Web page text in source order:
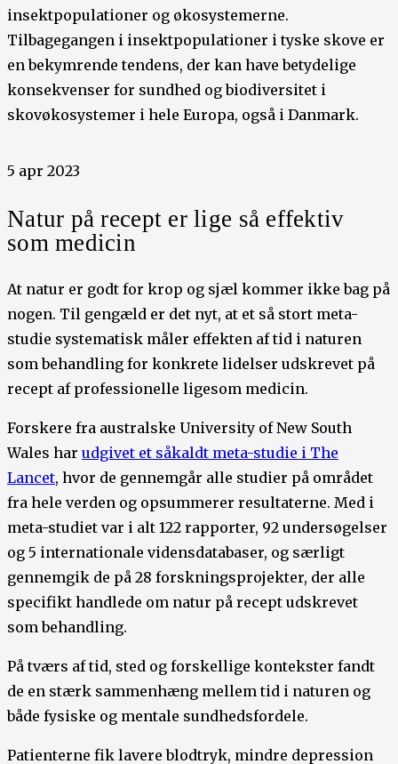
insektpopulationer og økosystemerne.
Tilbagegangen i insektpopulationer i tyske skove er
en bekymrende tendens, der kan have betydelige
konsekvenser for sundhed og biodiversitet i
skovøkosystemer i hele Europa, også i Danmark.
5 apr 2023
Natur på recept er lige så effektiv
som medicin
At natur er godt for krop og sjæl kommer ikke bag på
nogen. Til gengæld er det nyt, at et så stort meta-
studie systematisk måler effekten af tid i naturen
som behandling for konkrete lidelser udskrevet på
recept af professionelle ligesom medicin.
Forskere fra australske University of New South
Wales har udgivet et såkaldt meta-studie i The
Lancet, hvor de gennemgår alle studier på området
fra hele verden og opsummerer resultaterne. Med i
meta-studiet var i alt 122 rapporter, 92 undersøgelser
og 5 internationale vidensdatabaser, og særligt
gennemgik de på 28 forskningsprojekter, der alle
specifikt handlede om natur på recept udskrevet
som behandling.
På tværs af tid, sted og forskellige kontekster fandt
de en stærk sammenhæng mellem tid i naturen og
både fysiske og mentale sundhedsfordele.
Patienterne fik lavere blodtryk, mindre depression